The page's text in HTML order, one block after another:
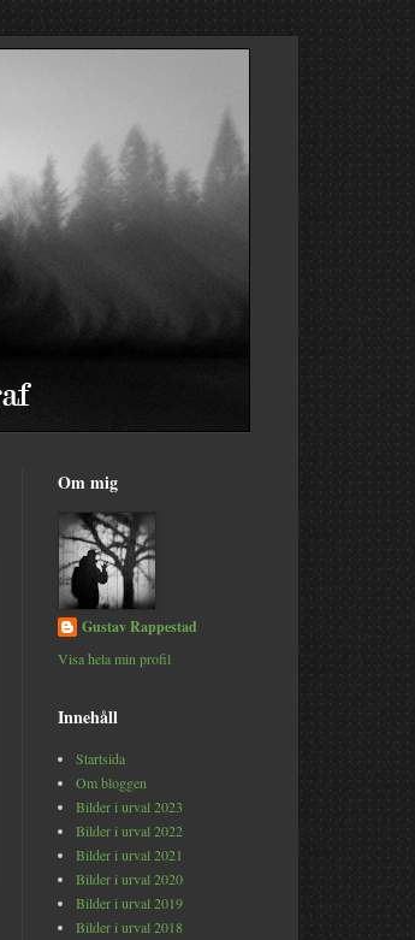
Om mig
Gustav Rappestad
Visa hela min profil
Innehåll
Startsida
Om bloggen
Bilder i urval 2023
Bilder i urval 2022
Bilder i urval 2021
Bilder i urval 2020
Bilder i urval 2019
Bilder i urval 2018